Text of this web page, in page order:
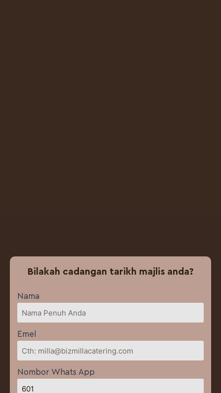
Bilakah cadangan tarikh majlis anda?
Nama
Emel
Nombor Whats App